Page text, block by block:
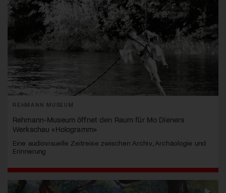
REHMANN MUSEUM
Rehmann-Museum öffnet den Raum für Mo Dieners
Werkschau «Hologramm»
Eine audiovisuelle Zeitreise zwischen Archiv, Archäologie und
Erinnerung